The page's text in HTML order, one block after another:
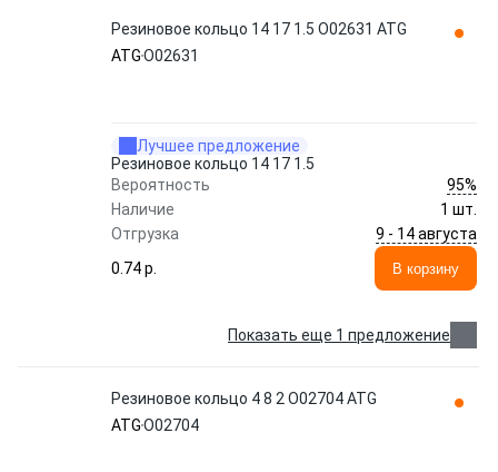
Резиновое кольцо 14 17 1.5 O02631 ATG
ATGO02631
Лучшее предложение
Резиновое кольцо 14 17 1.5
Вероятность
95%
Наличие
1 шт.
Отгрузка
9 - 14 августа
0.74 p.
В корзину
Показать еще 1 предложение
Резиновое кольцо 4 8 2 O02704 ATG
ATGO02704